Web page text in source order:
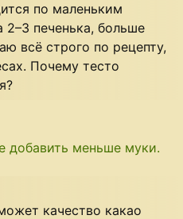
по маленьким
2–3 печенька, больше
всё строго по рецепту,
Почему тесто
добавить меньше муки.
качество какао